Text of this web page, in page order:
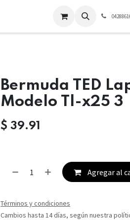
Bermuda TED
Modelo Tl-x25 3
$ 39.91
Agregar al
Términos y condiciones
Cambios hasta 14 días, según nuestra